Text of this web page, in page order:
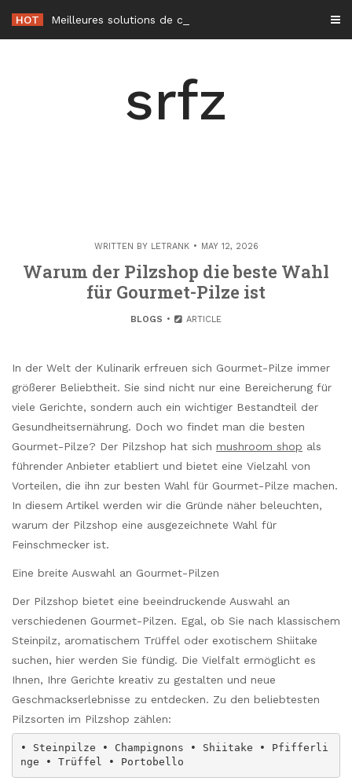
content
HOT
srfz
WRITTEN BY LETRANK MAY 12, 2026
Warum der Pilzshop die beste Wahl
für Gourmet-Pilze ist
BLOGS ARTICLE
In der Welt der Kulinarik erfreuen sich Gourmet-Pilze immer
größerer Beliebtheit. Sie sind nicht nur eine Bereicherung für
viele Gerichte, sondern auch ein wichtiger Bestandteil der
Gesundheitsernährung. Doch wo findet man die besten
Gourmet-Pilze? Der Pilzshop hat sich mushroom shop als
führender Anbieter etabliert und bietet eine Vielzahl von
Vorteilen, die ihn zur besten Wahl für Gourmet-Pilze machen.
In diesem Artikel werden wir die Gründe näher beleuchten,
warum der Pilzshop eine ausgezeichnete Wahl für
Feinschmecker ist.
Eine breite Auswahl an Gourmet-Pilzen
Der Pilzshop bietet eine beeindruckende Auswahl an
verschiedenen Gourmet-Pilzen. Egal, ob Sie nach klassischem
Steinpilz, aromatischem Trüffel oder exotischem Shiitake
suchen, hier werden Sie fündig. Die Vielfalt ermöglicht es
Ihnen, Ihre Gerichte kreativ zu gestalten und neue
Geschmackserlebnisse zu entdecken. Zu den beliebtesten
Pilzsorten im Pilzshop zählen:
• Steinpilze • Champignons • Shiitake • Pfifferli
nge • Trüffel • Portobello